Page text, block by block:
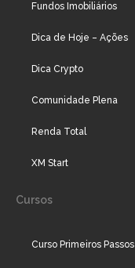
Fundos Imobiliários
Dica de Hoje – Ações
Dica Crypto
Comunidade Plena
Renda Total
XM Start
Cursos
Curso Primeiros Passos